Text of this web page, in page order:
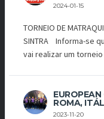
2024-01-15
TORNEIO DE
SINTRA Informa-se
vai realizar um
ROMA,
2023-11-20